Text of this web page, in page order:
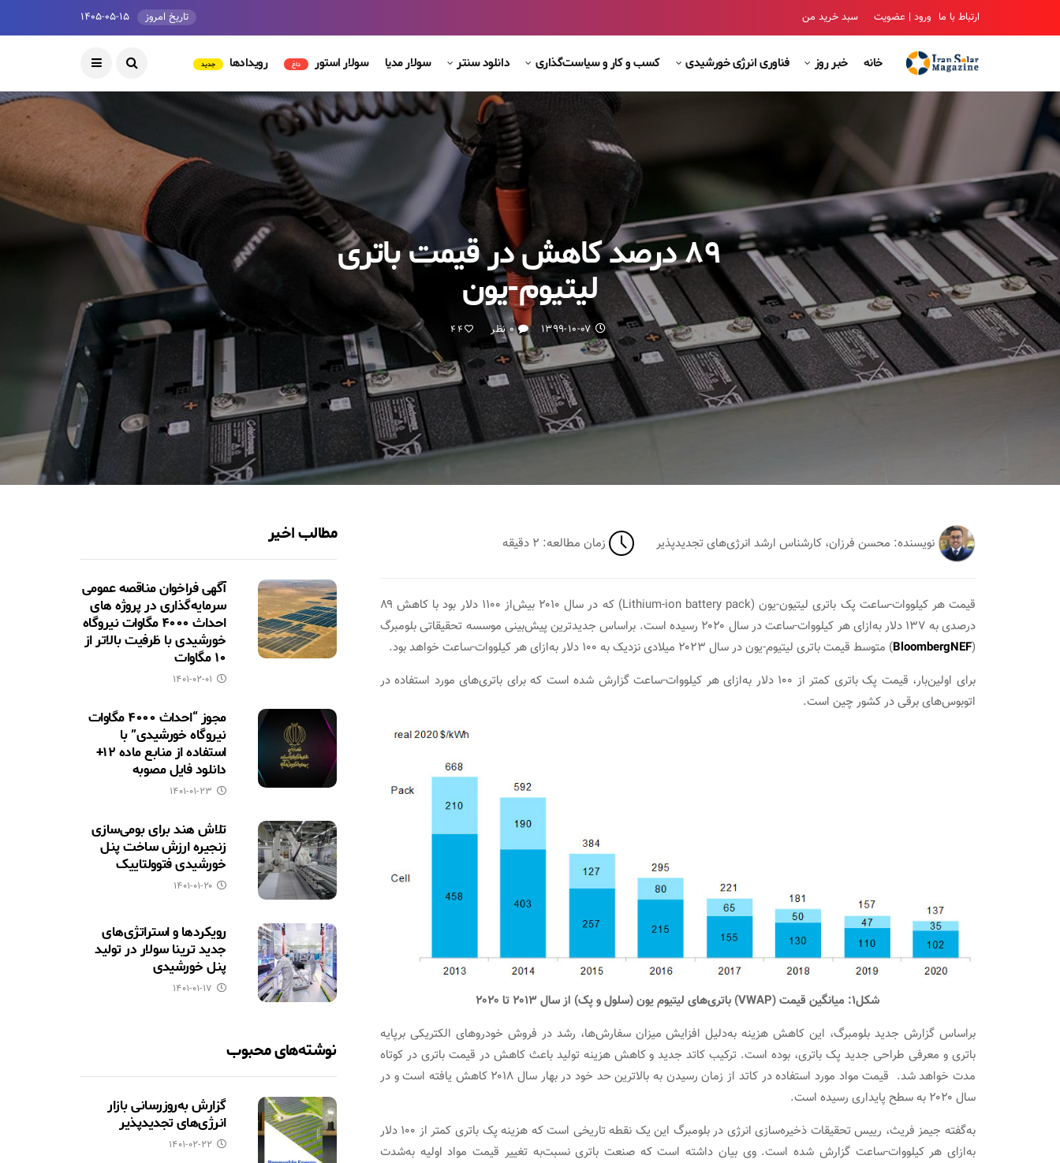
ارتباط با ما ورود | عضویت سبد خرید من تاریخ امروز ۱۴۰۵-۰۵-۱۵
خانه خبر روز فناوری انرژی خورشیدی کسب و کار و سیاست‌گذاری دانلود سنتر سولار مدیا سولار استور داغ رویدادها جدید
۸۹ درصد کاهش در قیمت باتری
لیتیوم-یون
۱۳۹۹-۱۰-۰۷ ۰ نظر 44
نویسنده: محسن فرزان، کارشناس ارشد انرژی‌های تجدیدپذیر زمان مطالعه: ۲ دقیقه
قیمت هر کیلووات-ساعت پک باتری لیتیون-یون (Lithium-ion battery pack) که در سال ۲۰۱۰ بیش‌از ۱۱۰۰ دلار بود با کاهش ۸۹
درصدی به ۱۳۷ دلار به‌ازای هر کیلووات-ساعت در سال ۲۰۲۰ رسیده است. براساس جدیدترین پیش‌بینی موسسه تحقیقاتی بلومبرگ
(
BloombergNEF) متوسط قیمت باتری لیتیوم-یون در سال ۲۰۲۳ میلادی نزدیک به ۱۰۰ دلار به‌ازای هر کیلووات-ساعت خواهد بود.
برای اولین‌بار، قیمت پک باتری کمتر از ۱۰۰ دلار به‌ازای هر کیلووات-ساعت گزارش شده است که برای باتری‌های مورد استفاده در
اتوبوس‌های برقی در کشور چین است.
شکل۱: میانگین قیمت ( VWAP) باتری‌های لیتیوم یون (سلول و پک) از سال ۲۰۱۳ تا ۲۰۲۰
براساس گزارش جدید بلومبرگ، این کاهش هزینه به‌دلیل افزایش میزان سفارش‌ها، رشد در فروش خودروهای الکتریکی برپایه
باتری و معرفی طراحی جدید پک باتری، بوده است. ترکیب کاتد جدید و کاهش هزینه تولید باعث کاهش در قیمت باتری در کوتاه
مدت خواهد شد. قیمت مواد مورد استفاده در کاتد از زمان رسیدن به بالاترین حد خود در بهار سال ۲۰۱۸ کاهش یافته است و در
سال ۲۰۲۰ به سطح پایداری رسیده است.
به‌گفته جیمز فریث، رییس تحقیقات ذخیره‌سازی انرژی در بلومبرگ این یک نقطه تاریخی است که هزینه پک باتری کمتر از ۱۰۰ دلار
به‌ازای هر کیلووات-ساعت گزارش شده است. وی بیان داشته است که صنعت باتری نسبت‌به تغییر قیمت مواد اولیه به‌شدت
مطالب اخیر
آگهی فراخوان مناقصه عمومی
سرمایه‌گذاری در پروژه های
احداث ۴۰۰۰ مگاوات نیروگاه
خورشیدی با ظرفیت بالاتر از
۱۰ مگاوات
۱۴۰۱-۰۲-۰۱
مجوز “احداث ۴۰۰۰ مگاوات
نیروگاه خورشیدی” با
استفاده از منابع ماده ۱۲+
دانلود فایل مصوبه
۱۴۰۱-۰۱-۲۳
تلاش هند برای بومی‌سازی
زنجیره ارزش ساخت پنل
خورشیدی فتوولتاییک
۱۴۰۱-۰۱-۲۰
رویکردها و استراتژی‌های
جدید ترینا سولار در تولید
پنل خورشیدی
۱۴۰۱-۰۱-۱۷
نوشته‌های محبوب
گزارش به‌روزرسانی بازار
انرژی‌های تجدیدپذیر
۱۴۰۱-۰۲-۲۲